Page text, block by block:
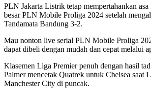
PLN Jakarta Listrik tetap mempertahankan
besar PLN Mobile Proliga 2024 setelah
Tandamata Bandung 3-2.
Mau nonton live serial PLN Mobile Proliga
dapat dibeli dengan mudah dan cepat melalui
Klasemen Liga Premier penuh dengan hasil
Palmer mencetak Quatrek untuk Chelsea saat
Manchester City di puncak.